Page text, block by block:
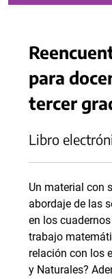
para
tercer
Libro
Un material con
abordaje de las
en los
trabajo
relación con los
y Naturales?